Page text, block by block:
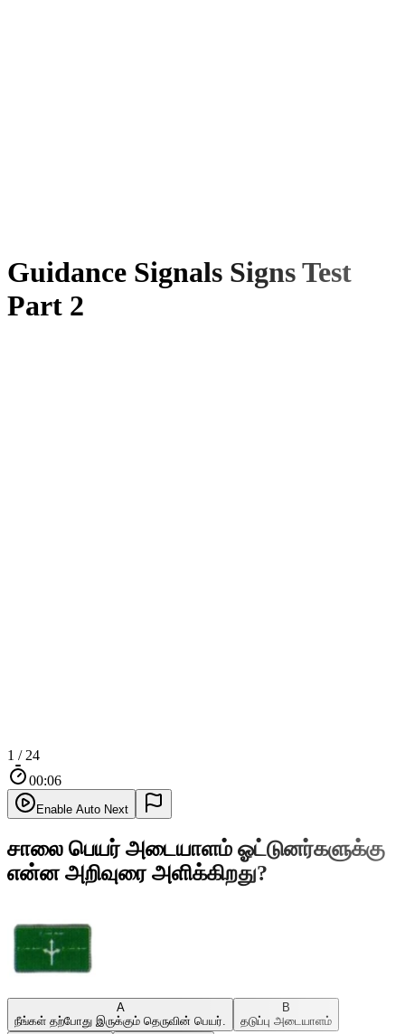
Guidance Signals Signs Test
Part 2
1 / 24
00:08
Enable Auto Next
சாலை பெயர் அடையாளம் ஓட்டுனர்களுக்கு
என்ன அறிவுரை அளிக்கிறது?
A
நீங்கள் தற்போது இருக்கும் தெருவின் பெயர்.
B
தடுப்பு அடையாளம்